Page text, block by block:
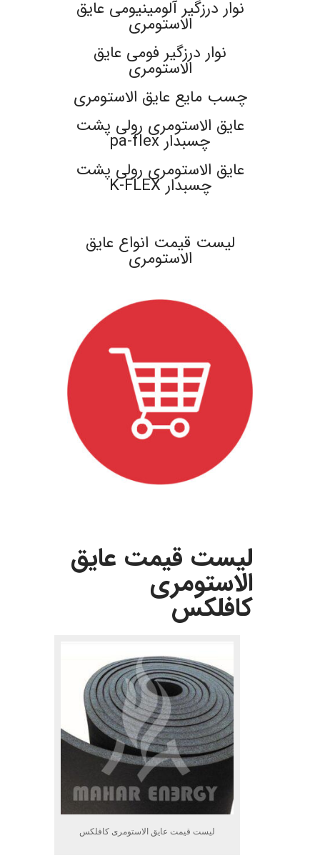
نوار درزگیر آلومینیومی عایق
الاستومری
نوار درزگیر فومی عایق
الاستومری
چسب مایع عایق الاستومری
عایق الاستومری رولی پشت
چسبدار pa-flex
عایق الاستومری رولی پشت
چسبدار K-FLEX
لیست قیمت انواع عایق
الاستومری
لیست قیمت عایق
الاستومری
کافلکس
لیست قیمت عایق الاستومری کافلکس